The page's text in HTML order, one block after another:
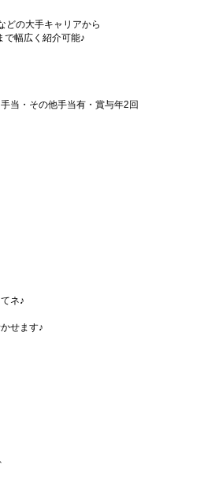
どの大手キャリアから
で幅広く紹介可能♪
当・その他手当有・賞与年2回
ネ♪
せます♪